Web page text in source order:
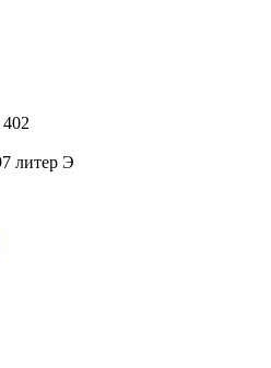
литер Э